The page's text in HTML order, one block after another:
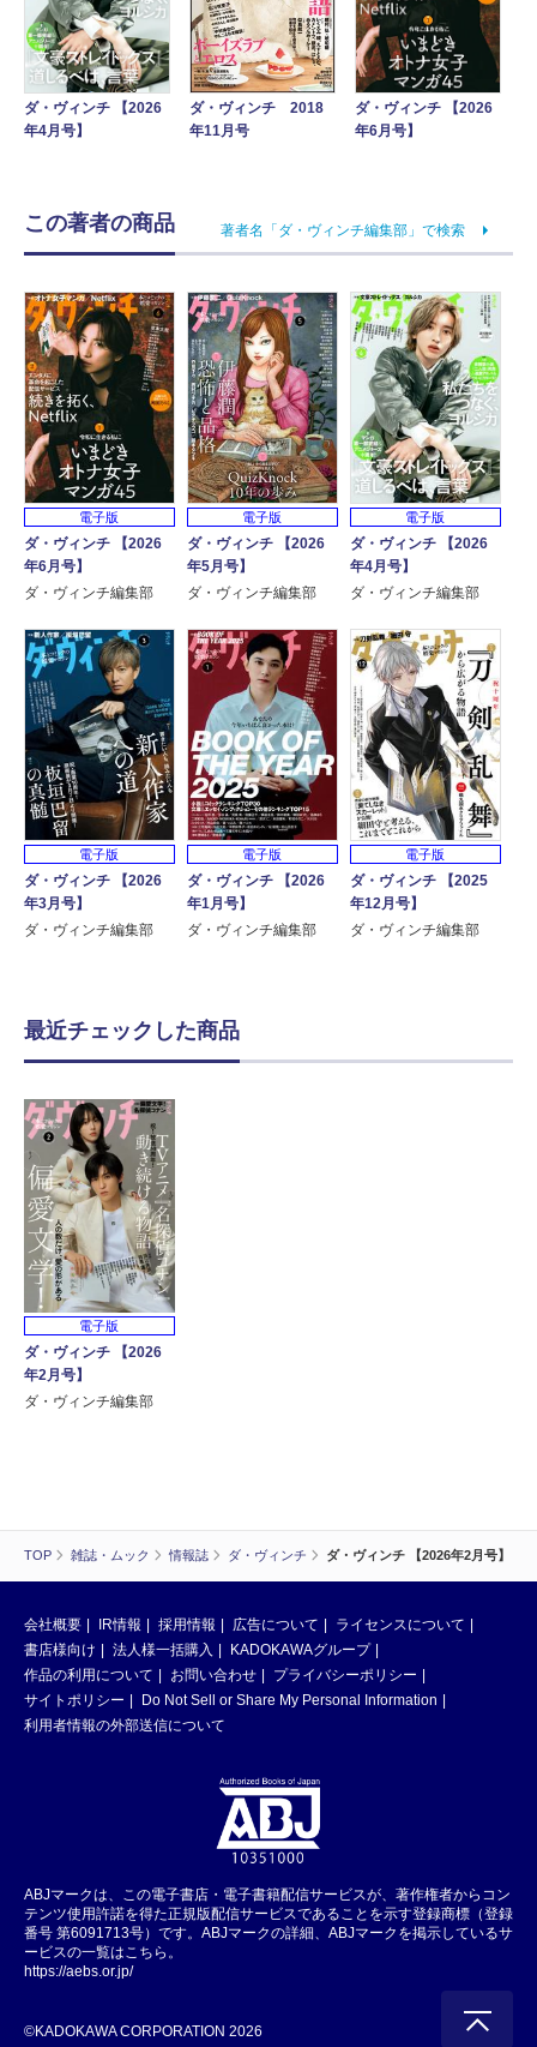
TOP 雑誌・ムック 情報誌 ダ・ヴィンチ ダ・ヴィンチ 【2026年2月号】
ダ・ヴィンチ 【2026
年4月号】
ダ・ヴィンチ 2018
年11月号
ダ・ヴィンチ 【2026
年6月号】
この著者の商品 著者名「ダ・ヴィンチ編集部」で検索
電子版
ダ・ヴィンチ 【2026
年6月号】
ダ・ヴィンチ編集部
電子版
ダ・ヴィンチ 【2026
年5月号】
ダ・ヴィンチ編集部
電子版
ダ・ヴィンチ 【2026
年4月号】
ダ・ヴィンチ編集部
電子版
ダ・ヴィンチ 【2026
年3月号】
ダ・ヴィンチ編集部
電子版
ダ・ヴィンチ 【2026
年1月号】
ダ・ヴィンチ編集部
電子版
ダ・ヴィンチ 【2025
年12月号】
ダ・ヴィンチ編集部
最近チェックした商品
電子版
ダ・ヴィンチ 【2026
年2月号】
ダ・ヴィンチ編集部
会社概要 IR情報 採用情報 広告について
ライセンスについて
書店様向け
法人様一括購入
KADOKAWAグループ
作品の利用について
お問い合わせ
プライバシーポリシー
サイトポリシー
Do Not Sell or Share My Personal Information
利用者情報の外部送信について
ABJマークは、この電子書店・電子書籍配信サービスが、著作権者からコン
テンツ使用許諾を得た正規版配信サービスであることを示す登録商標（登録
番号 第6091713号）です。ABJマークの詳細、ABJマークを掲示しているサ
ービスの一覧はこちら。
https://aebs.or.jp/
©KADOKAWA CORPORATION 2026